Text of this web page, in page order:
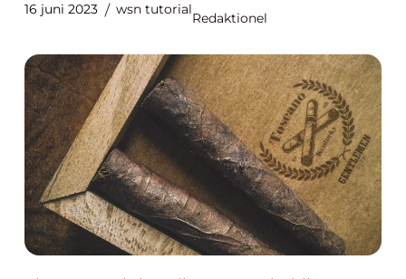
16 juni 2023 wsn tutorial
Redaktionel